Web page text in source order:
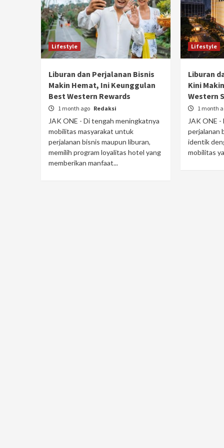
Lifestyle
Liburan dan Perjalanan Bisnis
Makin Hemat, Ini Keunggulan
Best Western Rewards
1 month ago Redaksi
JAK ONE - Di tengah meningkatnya
mobilitas masyarakat untuk
perjalanan bisnis maupun liburan,
memilih program loyalitas hotel yang
memberikan manfaat...
Lifestyle
Liburan
Kini
Western
1 month
JAK ONE
perjalanan
identik
mobilitas